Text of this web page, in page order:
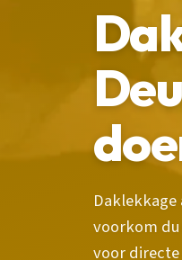
voorkom
voor directe